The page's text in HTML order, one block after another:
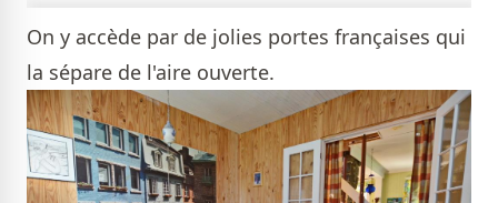
On y accède par de jolies portes françaises qui
la sépare de l'aire ouverte.